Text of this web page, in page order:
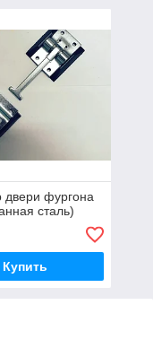
двери фургона
сталь)
Купить